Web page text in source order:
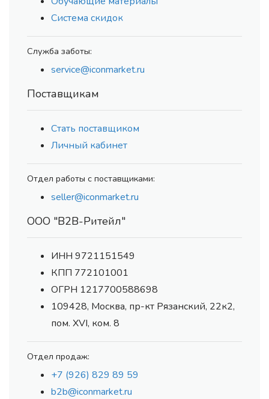
Система скидок
Служба заботы:
service@iconmarket.ru
Поставщикам
Стать поставщиком
Личный кабинет
Отдел работы с поставщиками:
seller@iconmarket.ru
ООО "В2В-Ритейл"
ИНН 9721151549
КПП 772101001
ОГРН 1217700588698
109428, Москва, пр-кт Рязанский, 22к2,
пом. XVI, ком. 8
Отдел продаж:
+7 (926) 829 89 59
b2b@iconmarket.ru